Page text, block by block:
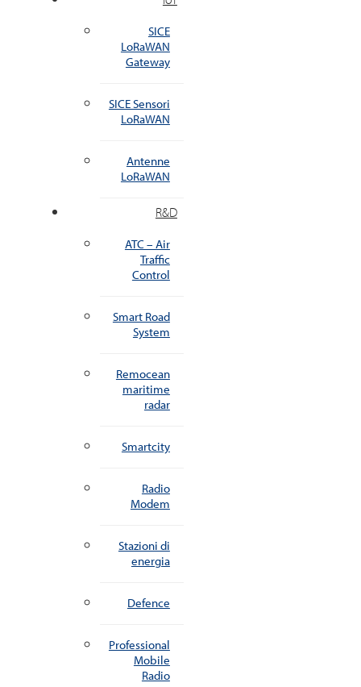
SICE
LoRaWAN
Gateway
SICE Sensori
LoRaWAN
Antenne
LoRaWAN
R&D
ATC – Air
Traffic
Control
Smart Road
System
Remocean
maritime
radar
Smartcity
Radio
Modem
Stazioni di
energia
Defence
Professional
Mobile
Radio